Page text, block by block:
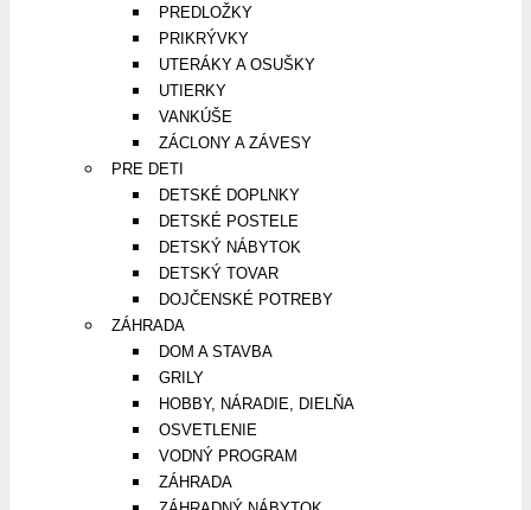
PREDLOŽKY
PRIKRÝVKY
UTERÁKY A OSUŠKY
UTIERKY
VANKÚŠE
ZÁCLONY A ZÁVESY
PRE DETI
DETSKÉ DOPLNKY
DETSKÉ POSTELE
DETSKÝ NÁBYTOK
DETSKÝ TOVAR
DOJČENSKÉ POTREBY
ZÁHRADA
DOM A STAVBA
GRILY
HOBBY, NÁRADIE, DIELŇA
OSVETLENIE
VODNÝ PROGRAM
ZÁHRADA